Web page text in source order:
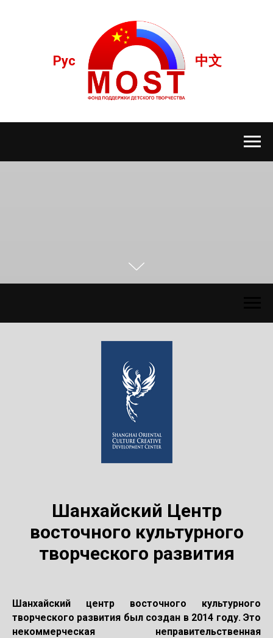
Рус 中文
Шанхайский Центр
восточного культурного
творческого развития
Шанхайский центр восточного культурного
творческого развития был создан в 2014 году. Это
некоммерческая неправительственная